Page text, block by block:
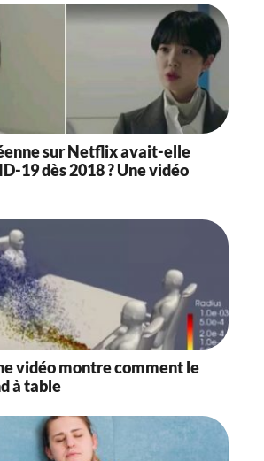
sur Netflix avait-elle
19 dès 2018 ? Une vidéo
vidéo montre comment le
à table